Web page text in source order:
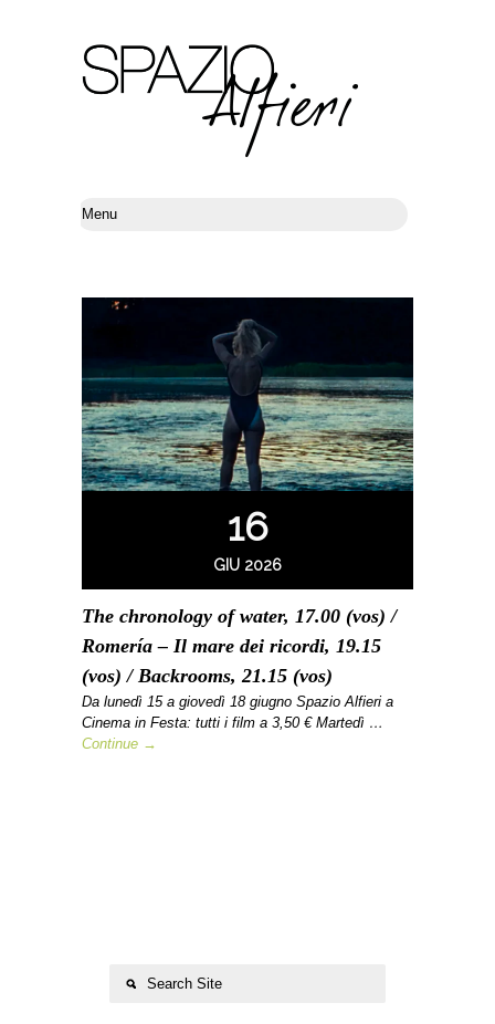
16
GIU 2026
The chronology of water, 17.00 (vos) /
Romería – Il mare dei ricordi, 19.15
(vos) / Backrooms, 21.15 (vos)
Da lunedì 15 a giovedì 18 giugno Spazio Alfieri a
Cinema in Festa: tutti i film a 3,50 € Martedì …
Continue →